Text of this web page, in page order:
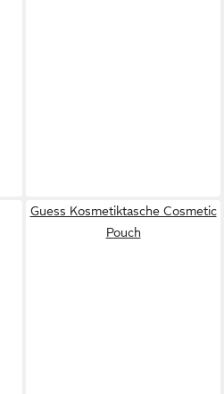
Guess Kosmetiktasche Cosmetic
Pouch